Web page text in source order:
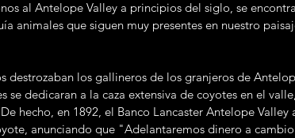
animales que siguen muy presentes en nuestro
se dedicaran a la caza extensiva de coyotes en el
hecho, en 1892, el Banco Lancaster Antelope Valley
anunciando que "Adelantaremos dinero a